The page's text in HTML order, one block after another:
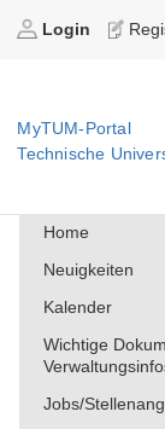
Login
MyTUM-Portal
Technische
Home
Neuigkeiten
Kalender
Wichtige
Jobs/